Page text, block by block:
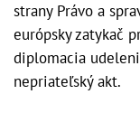
strany Právo a
európsky zatykač
diplomacia
nepriateľský akt.